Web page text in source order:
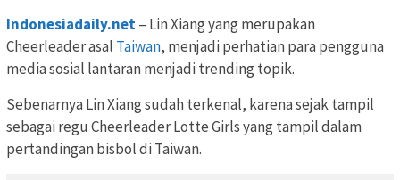
Indonesiadaily.net– Lin Xiang yang merupakan
Cheerleader asal Taiwan, menjadi perhatian para pengguna
media sosial lantaran menjadi trending topik.
Sebenarnya Lin Xiang sudah terkenal, karena sejak tampil
sebagai regu Cheerleader Lotte Girls yang tampil dalam
pertandingan bisbol di Taiwan.